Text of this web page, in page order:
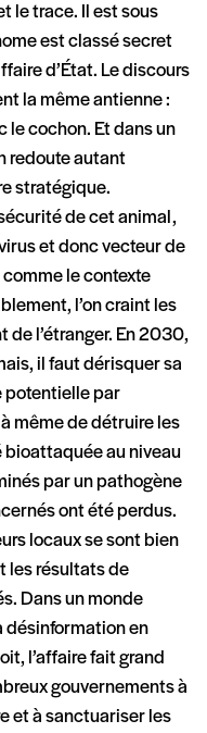
le trace. Il est sous
est classé secret
d’État. Le discours
la même antienne :
le cochon. Et dans un
redoute autant
stratégique.
de cet animal,
et donc vecteur de
le contexte
l’on craint les
l’étranger. En 2030,
il faut dérisquer sa
potentielle par
même de détruire les
bioattaquée au niveau
par un pathogène
ont été perdus.
locaux se sont bien
les résultats de
Dans un monde
désinformation en
l’affaire fait grand
gouvernements à
et à sanctuariser les